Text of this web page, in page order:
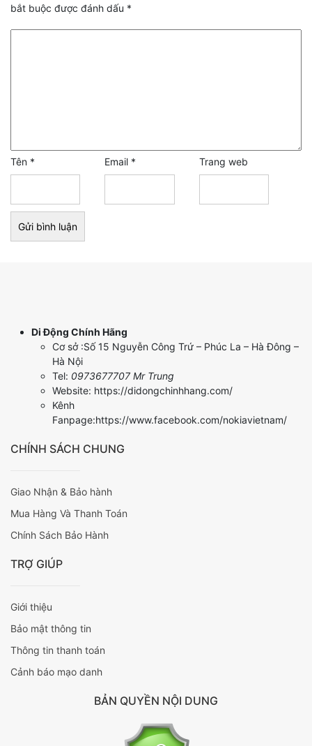
bắt buộc được đánh dấu *
Tên * Email * Trang web
Di Động Chính Hãng
Cơ sở :Số 15 Nguyễn Công Trứ – Phúc La – Hà Đông –
Hà Nội
Tel: 0973677707 Mr Trung
Website: https://didongchinhhang.com/
Kênh
Fanpage:https://www.facebook.com/nokiavietnam/
CHÍNH SÁCH CHUNG
Giao Nhận & Bảo hành
Mua Hàng Và Thanh Toán
Chính Sách Bảo Hành
TRỢ GIÚP
Giới thiệu
Bảo mật thông tin
Thông tin thanh toán
Cảnh báo mạo danh
BẢN QUYỀN NỘI DUNG